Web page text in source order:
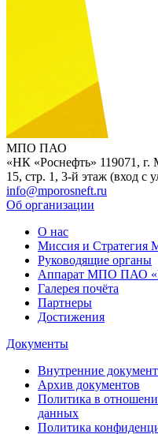
МПО ПАО
«НК «Роснефть» 119071, г.
15, стр. 1, 3-й этаж (вход с
info@mporosneft.ru
Об организации
О нас
Миссия и
Руководящие органы
Аппарат МПО ПАО
Галерея почёта
Партнеры
Достижения
Документы
Внутренние
Архив документов
Политика в
данных
Политика